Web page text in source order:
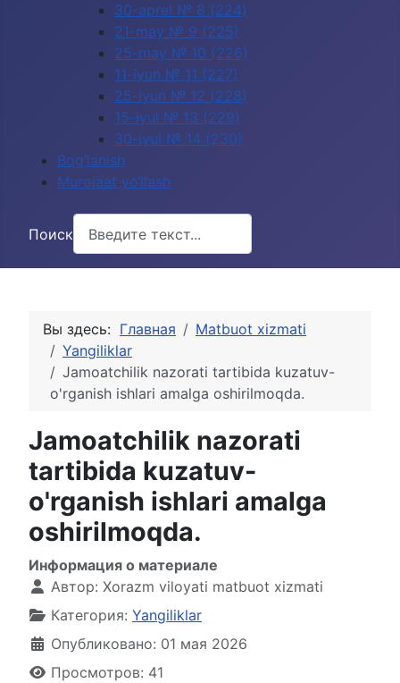
30-aprel № 8 (224)
21-may № 9 (225)
25-may № 10 (226)
11-iyun № 11 (227)
25-iyun № 12 (228)
15-iyul № 13 (229)
30-iyul № 14 (230)
Bog‘lanish
Murojaat yo‘llash
Поиск
Вы здесь: Главная
Matbuot xizmati
Yangiliklar
Jamoatchilik nazorati tartibida kuzatuv-
o'rganish ishlari amalga oshirilmoqda.
Jamoatchilik nazorati
tartibida kuzatuv-
o'rganish ishlari amalga
oshirilmoqda.
Информация о материале
Автор: Xorazm viloyati matbuot xizmati
Категория: Yangiliklar
Опубликовано: 01 мая 2026
Просмотров: 41